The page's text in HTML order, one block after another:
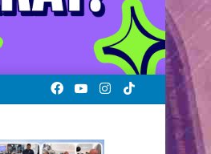
TikTok
Instagram
YouTube
Facebook